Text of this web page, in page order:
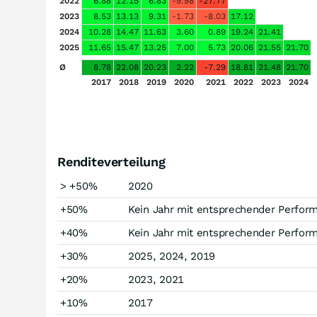
2023
8.53 13.13 9.31 -1.73 -8.03 17.12
2024
10.28 14.47 11.63 3.60 0.89 19.24 21.41
2025
11.65 15.47 13.25 7.00 5.73 20.06 21.55 21.70
Ø
8.78 22.08 20.23 2.22 -7.29 18.81 21.48 21.70
2017
2018 2019 2020 2021 2022 2023 2024
Renditeverteilung
> +50%
2020
+50%
Kein Jahr mit entsprechender
+40%
Kein Jahr mit entsprechender
+30%
2025, 2024, 2019
+20%
2023, 2021
+10%
2017